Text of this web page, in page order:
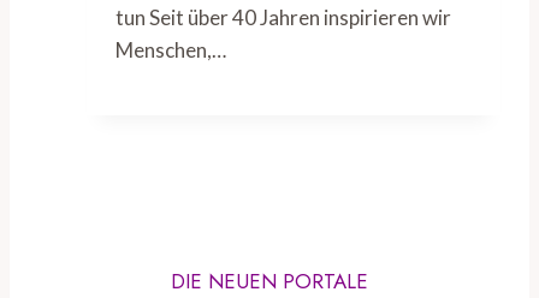
tun Seit über 40 Jahren inspirieren wir
Menschen,…
DIE NEUEN PORTALE